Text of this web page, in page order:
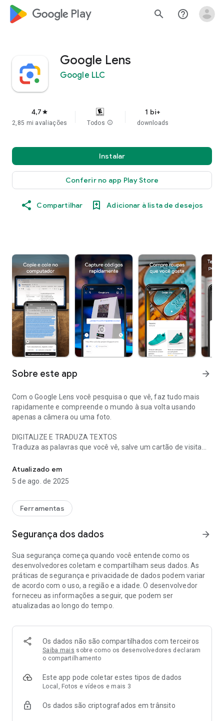
google_logo Play search help_outline
Google Lens
Google LLC
4,7 star
2,85 mi avaliações Todos info
1 bi+
downloads
Instalar
Conferir no app Play Store
Compartilhar Adicionar à lista de desejos
Sobre este app arrow_forward
Com o Google Lens você pesquisa o que vê, faz tudo mais
rapidamente e compreende o mundo à sua volta usando
apenas a câmera ou uma foto.
DIGITALIZE E TRADUZA TEXTOS
Traduza as palavras que você vê, salve um cartão de visita
pôster e copie e cole códigos complicados ou parágrafos
longos no seu smartphone para poupar tempo.
Descubra o nome daquela planta na casa do seu amigo ou a
raça do cachorro que você viu no parque.
CONHEÇA OS LUGARES PERTO DE VOCÊ
e vitrines. Veja classificações, horário de funcionamento,
fatos históricos e muito mais.
ENCONTRE O QUE VOCÊ QUISER
Viu uma roupa que chamou sua atenção? Ou uma cadeira
que é perfeita para sua sala de estar? Encontre roupas,
gostou.
SAIBA O QUE COMER NO RESTAURANTE
Veja os pratos mais pedidos no cardápio de um restaurante
LEIA CÓDIGOS
Atualizado em
5 de ago. de 2025
Ferramentas
Segurança dos dados arrow_forward
Sua segurança começa quando você entende como os
desenvolvedores coletam e compartilham seus dados. As
práticas de segurança e privacidade de dados podem variar
de acordo com o uso, a região e a idade. O desenvolvedor
forneceu as informações a seguir, que podem ser
atualizadas ao longo do tempo.
Os dados não são compartilhados com terceiros
Saiba mais sobre como os desenvolvedores declaram
o compartilhamento
Este app pode coletar estes tipos de dados
Local, Fotos e vídeos e mais 3
Os dados são criptografados em trânsito